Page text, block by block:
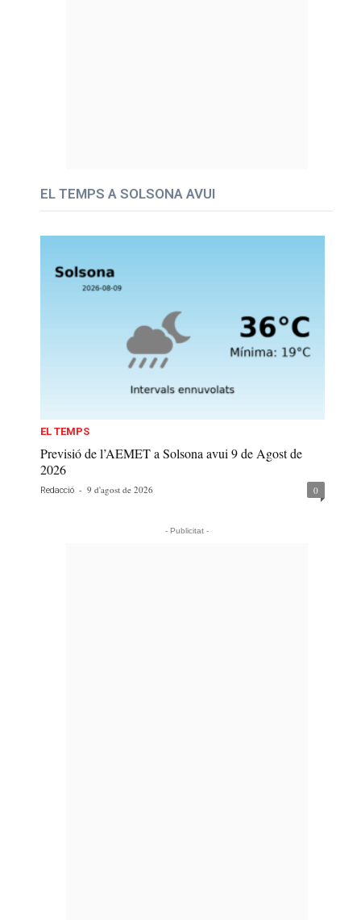
EL TEMPS A SOLSONA AVUI
EL TEMPS
Previsió de l’AEMET a Solsona avui 9 de Agost de
2026
Redacció - 9 d'agost de 2026 0
- Publicitat -